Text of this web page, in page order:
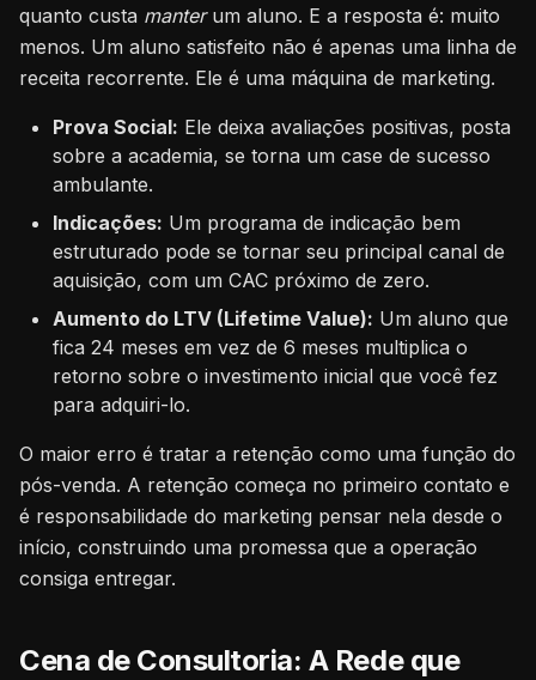
quanto custa manterum aluno. E a resposta é: muito
menos. Um aluno satisfeito não é apenas uma linha de
receita recorrente. Ele é uma máquina de marketing.
Prova Social: Ele deixa avaliações positivas, posta
sobre a academia, se torna um case de sucesso
ambulante.
Indicações: Um programa de indicação bem
estruturado pode se tornar seu principal canal de
aquisição, com um CAC próximo de zero.
Aumento do LTV (Lifetime Value): Um aluno que
fica 24 meses em vez de 6 meses multiplica o
retorno sobre o investimento inicial que você fez
para adquiri-lo.
O maior erro é tratar a retenção como uma função do
pós-venda. A retenção começa no primeiro contato e
é responsabilidade do marketing pensar nela desde o
início, construindo uma promessa que a operação
consiga entregar.
Cena de Consultoria: A Rede que